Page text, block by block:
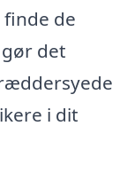
de
det
i dit